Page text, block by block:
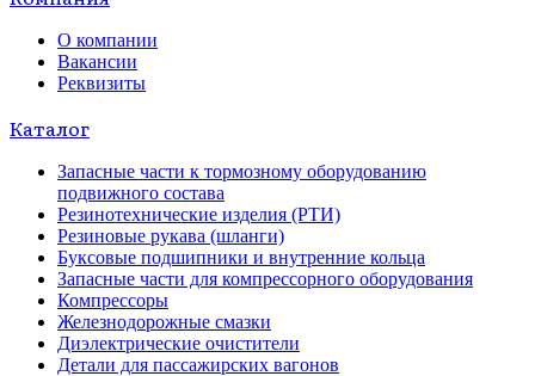
О компании
Вакансии
Реквизиты
Каталог
Запасные части к тормозному оборудованию
подвижного состава
Резинотехнические изделия (РТИ)
Резиновые рукава (шланги)
Буксовые подшипники и внутренние кольца
Запасные части для компрессорного оборудования
Компрессоры
Железнодорожные смазки
Диэлектрические очистители
Детали для пассажирских вагонов